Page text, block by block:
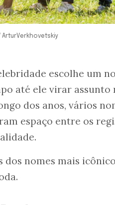
escolhe um
até ele virar assunto
dos anos, vários
espaço entre os
dos nomes mais